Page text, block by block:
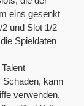
eins gesenkt
und Slot 1/2
Spieldaten
kann
verwenden.